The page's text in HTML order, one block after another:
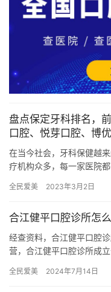
盘点保定牙科排名，
口腔、悦芽口腔、博
在当今社会，牙科保健越
疗机构众多，每一家医院
腔、保定…
全民爱美 2023年3月2日
合江健平口腔诊所怎
经查资料，合江健平口腔
营，合江健平口腔诊所成
牙、…
全民爱美 2024年7月14日